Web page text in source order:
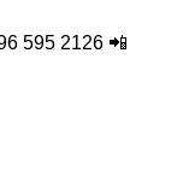
595 2126 📲